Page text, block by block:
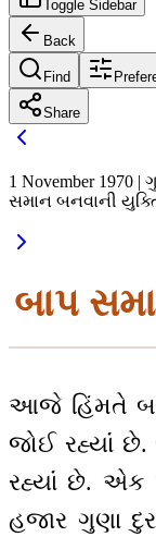
Toggle Sidebar
Back
Find
Share
1 November 1970 |
સમાન બનવાની
બાપ
આજે હિંમતે
જોઈ રહ્યાંં
રહ્યાંં છે.
હજાર ગુણા